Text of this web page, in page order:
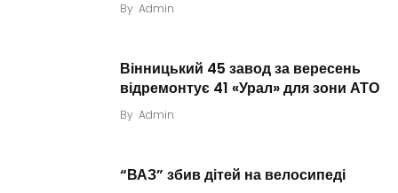
By Admin
Вінницький 45 завод за вересень
відремонтує 41 «Урал» для зони АТО
By Admin
“ВАЗ” збив дітей на велосипеді